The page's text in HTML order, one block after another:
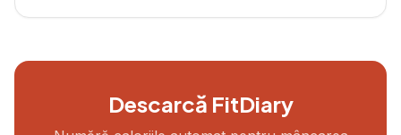
Descarcă FitDiary